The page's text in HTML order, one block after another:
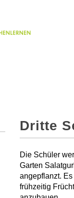
Dritte
Die Schüler
Garten
angepflanzt.
frühzeitig